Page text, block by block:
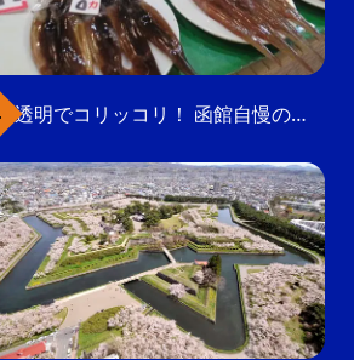
透明でコリッコリ！ 函館自慢のいかをどうぞ